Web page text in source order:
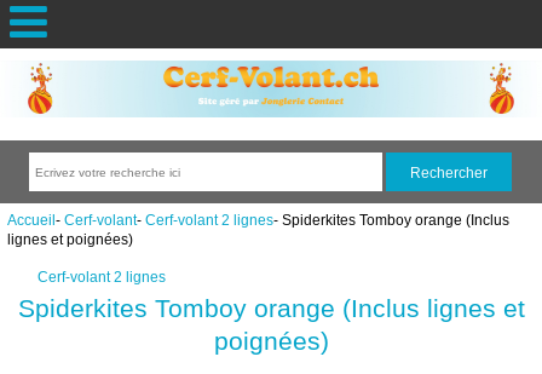
Accueil- Cerf-volant- Cerf-volant 2 lignes- Spiderkites Tomboy orange (Inclus
lignes et poignées)
Cerf-volant 2 lignes
Spiderkites Tomboy orange (Inclus lignes et
poignées)